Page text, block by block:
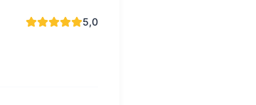
5,0